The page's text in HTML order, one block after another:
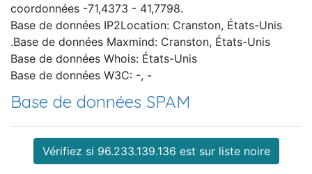
coordonnées -71,4373 - 41,7798.
Base de données IP2Location: Cranston, États-Unis
.Base de données Maxmind: Cranston, États-Unis
Base de données Whois: États-Unis
Base de données W3C: -, -
Base de données SPAM
Vérifiez si 96.233.139.136 est sur liste noire